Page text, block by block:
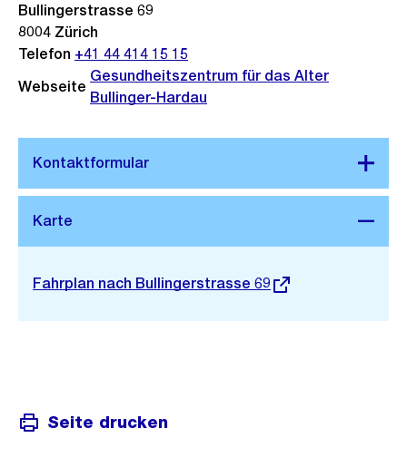
Stadtplan 3D
Externer
Fahrplan nach Bullingerstrasse 69
Bullingerstrasse 69
8004 Zürich
Telefon +41 44 414 15 15
Webseite
Gesundheitszentrum für das Alter
Bullinger-Hardau
Seite drucken